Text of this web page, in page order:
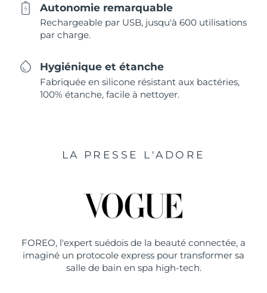
Autonomie remarquable
Rechargeable par USB, jusqu'à 600 utilisations
par charge.
Hygiénique et étanche
Fabriquée en silicone résistant aux bactéries,
100% étanche, facile à nettoyer.
LA PRESSE L'ADORE
FOREO, l'expert suédois de la beauté connectée, a
imaginé un protocole express pour transformer sa
salle de bain en spa high-tech.